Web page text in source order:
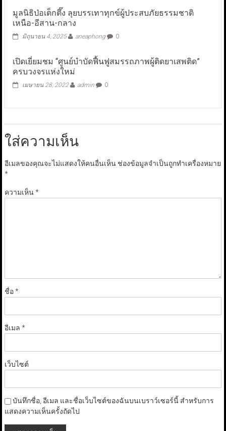
มูลนิธิป่อเต็กตึ๊ง ลุยบรรเทาทุกข์ผู้ประสบภัยธรรมชาติ
เหนือ-อีสาน-กลาง
มิถุนายน 4, 2025 aneaphong 0
เปิดเยี่ยมชม “ศูนย์บำบัดฟื้นฟูสมรรถภาพผู้ติดยาเสพติด”
ครบวงจรแห่งใหม่
เมษายน 28, 2022 admin 0
ใส่ความเห็น
อีเมลของคุณจะไม่แสดงให้คนอื่นเห็น ช่องข้อมูลจำเป็นถูกทำเครื่องหมาย
*
ความเห็น*
ชื่อ*
อีเมล *
เว็บไซต์
บันทึกชื่อ, อีเมล และชื่อเว็บไซต์ของฉันบนเบราว์เซอร์นี้ สำหรับการ
แสดงความเห็นครั้งถัดไป